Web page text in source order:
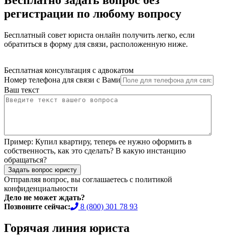
регистрации по любому вопросу
Бесплатный совет юриста онлайн получить легко, если
обратиться в форму для связи, расположенную ниже.
Бесплатная консультация с адвокатом
Номер телефона для связи с Вами
Ваш текст
Пример: Купил квартиру, теперь ее нужно оформить в
собственность, как это сделать? В какую инстанцию
обращаться?
Задать вопрос юристу
Отправляя вопрос, вы соглашаетесь с политикой
конфиденциальности
Дело не может ждать?
Позвоните сейчас:
8 (800) 301 78 93
Горячая линия юриста